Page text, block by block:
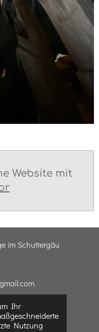
Ihr
Nutzung
Website mit
im Schuttergäu